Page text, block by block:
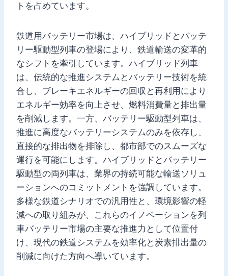
トを占めています。
鉄道用バッテリー市場は、ハイブリッドとバッテ
リー駆動型列車の登場により、鉄道輸送の変革的
なシフトを牽引しています。ハイブリッド列車
は、伝統的な推進システムとバッテリー技術を統
合し、ブレーキエネルギーの回収と再利用により
エネルギー効率を向上させ、燃料消費量と排出量
を削減します。一方、バッテリー駆動型列車は、
推進に高度なバッテリーシステムのみを依存し、
直接的な排出物を排除し、都市部でのスムーズな
運行を可能にします。ハイブリッドとバッテリー
駆動型の両列車は、業界の持続可能な輸送ソリュ
ーションへのコミットメントを強調しています。
多様な鉄道シナリオでの汎用性と、環境影響の軽
減への取り組みが、これらのイノベーションを列
車バッテリー市場の主要な推進力として位置付
け、現代の鉄道システムを効率化と炭素排出量の
削減に向けた方向へ導いています。